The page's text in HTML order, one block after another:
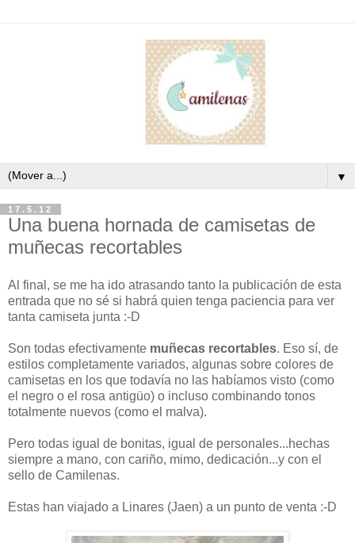
▼
17.5.12
Una buena hornada de camisetas de
muñecas recortables
Al final, se me ha ido atrasando tanto la publicación de esta
entrada que no sé si habrá quien tenga paciencia para ver
tanta camiseta junta :-D
Son todas efectivamente muñecas recortables. Eso sí, de
estilos completamente variados, algunas sobre colores de
camisetas en los que todavía no las habíamos visto (como
el negro o el rosa antigüo) o incluso combinando tonos
totalmente nuevos (como el malva).
Pero todas igual de bonitas, igual de personales...hechas
siempre a mano, con cariño, mimo, dedicación...y con el
sello de Camilenas.
Estas han viajado a Linares (Jaen) a un punto de venta :-D